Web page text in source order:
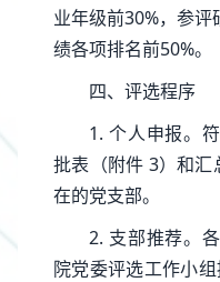
业年级前30%，参
绩各项排名前50%。
四、评选程序
1. 个人申报。
批表（附件 3）和
在的党支部。
2. 支部推荐。
院党委评选工作小